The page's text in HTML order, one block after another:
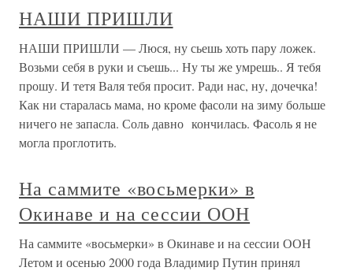
НАШИ ПРИШЛИ
НАШИ ПРИШЛИ — Люся, ну сьешь хоть пару ложек.
Возьми себя в руки и съешь... Ну ты же умрешь.. Я тебя
прошу. И тетя Валя тебя просит. Ради нас, ну, дочечка!
Как ни старалась мама, но кроме фасоли на зиму больше
ничего не запасла. Соль давно кончилась. Фасоль я не
могла проглотить.
На саммите «восьмерки» в
Окинаве и на сессии ООН
На саммите «восьмерки» в Окинаве и на сессии ООН
Летом и осенью 2000 года Владимир Путин принял